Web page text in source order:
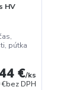
HV
pútka
€/ks
€bez DPH